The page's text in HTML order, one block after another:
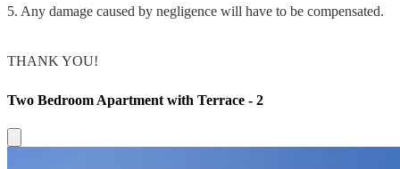
5. Any damage caused by negligence will have to be compensated.
THANK YOU!
Two Bedroom Apartment with Terrace - 2
Close modal